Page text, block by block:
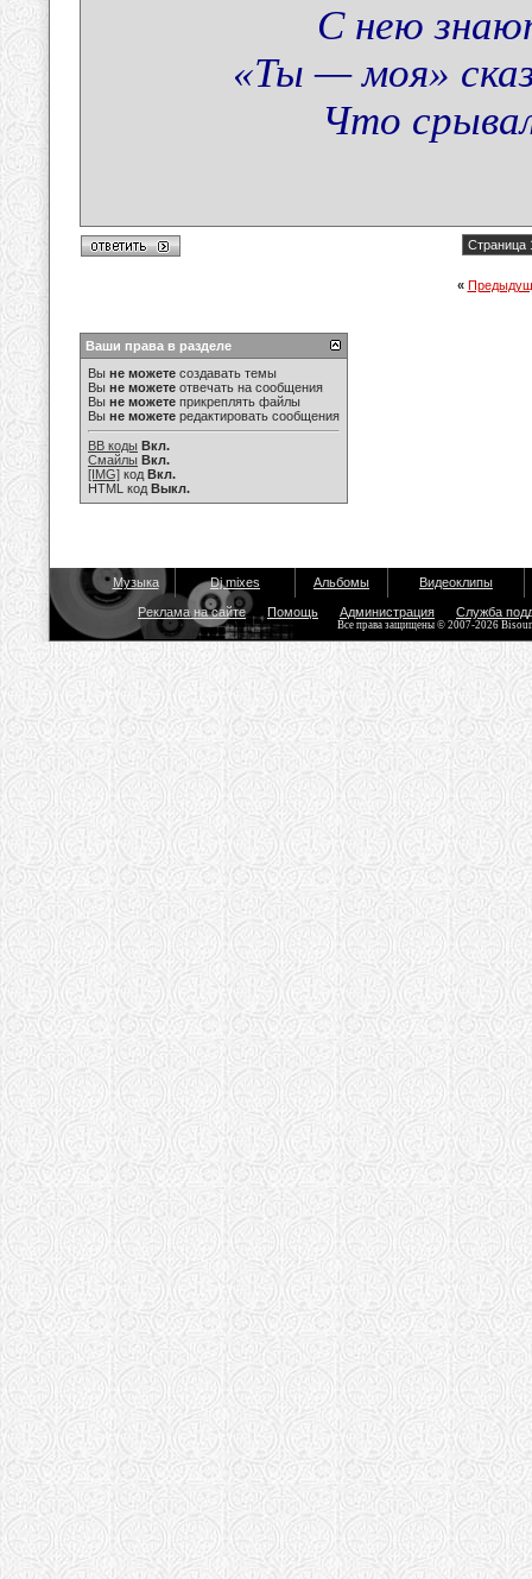
С нею
«Ты — моя»
Что
Страница
«
Ваши права в разделе
Вы не можете создавать темы
Вы не можете отвечать на сообщения
Вы не можете прикреплять файлы
Вы не можете редактировать сообщения
BB коды Вкл.
Смайлы Вкл.
[IMG] код Вкл.
HTML код Выкл.
Музыка Dj mixes Альбомы Видеоклипы
Реклама на сайте Помощь Администрация Служба
Все права защищены © 2007-2026